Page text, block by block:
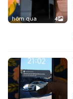
hôm qua 4